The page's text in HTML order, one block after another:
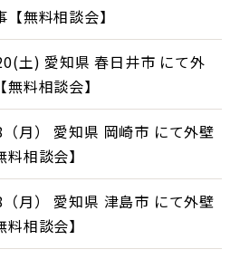
無料相談会】
土) 愛知県 春日井市 にて外
料相談会】
月） 愛知県 岡崎市 にて外壁
相談会】
月） 愛知県 津島市 にて外壁
相談会】